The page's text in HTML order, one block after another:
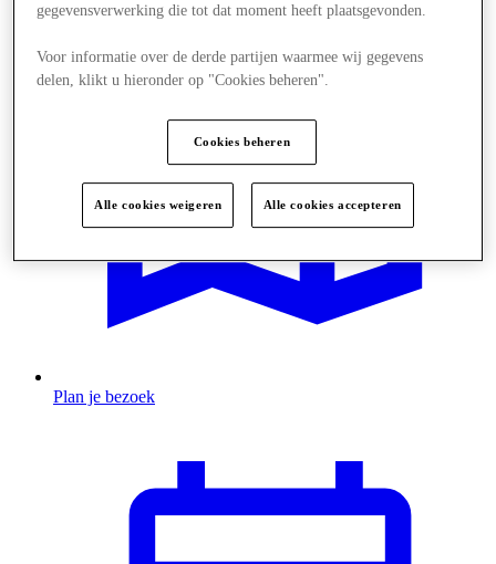
Plan je bezoek
gegevensverwerking die tot dat moment heeft plaatsgevonden.
Voor informatie over de derde partijen waarmee wij gegevens
delen, klikt u hieronder op "Cookies beheren".
Cookies beheren
Alle cookies weigeren Alle cookies accepteren